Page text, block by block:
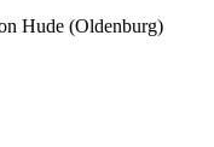
Hude (Oldenburg)